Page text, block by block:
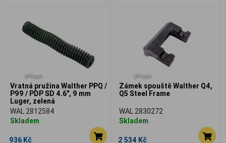
Vratná pružina Walther PPQ /
P99 / PDP SD 4.6", 9 mm
Luger, zelená
WAL 2812584
Skladem
936 Kč
Zámek spouště Walther Q4,
Q5 Steel Frame
WAL 2830272
Skladem
2 534 Kč